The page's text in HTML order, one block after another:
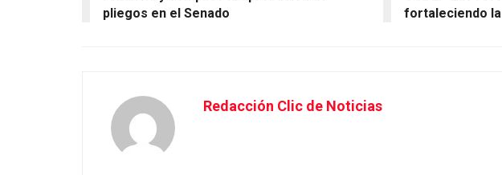
pliegos en el Senado
fortaleciendo
Redacción Clic de Noticias